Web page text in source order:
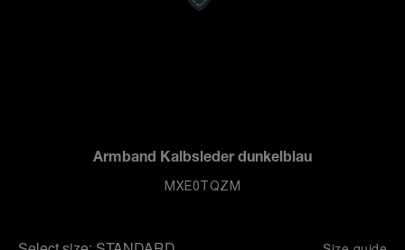
Armband Kalbsleder dunkelblau
MXE0TQZM